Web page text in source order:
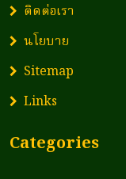
ติดต่อเรา
นโยบาย
Sitemap
Links
Categories